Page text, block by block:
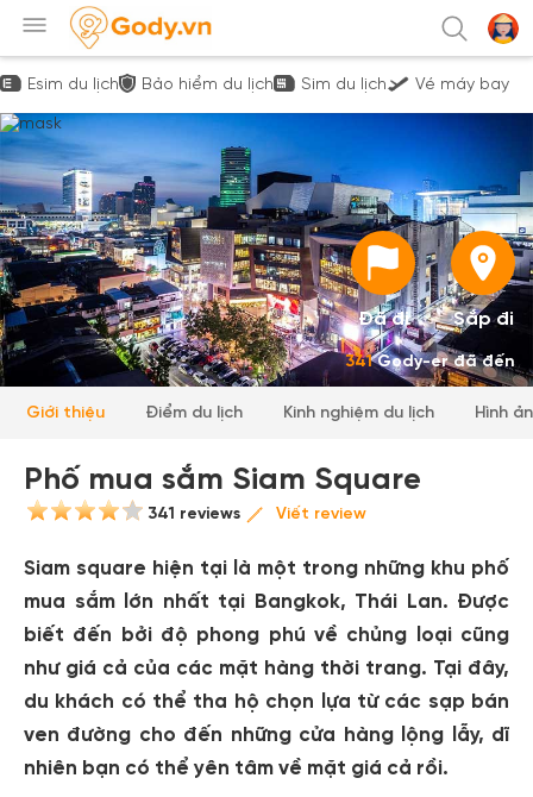
Esim du lịch Bảo hiểm du lịch Sim du lịch Vé máy bay
Đã đi Sắp đi
341Gody-er đã đến
Giới thiệu Điểm du lịch Kinh nghiệm du lịch Hình
Phố mua sắm Siam Square
341 reviews Viết review
Siam square hiện tại là một trong những khu phố
mua sắm lớn nhất tại Bangkok, Thái Lan. Được
biết đến bởi độ phong phú về chủng loại cũng
như giá cả của các mặt hàng thời trang. Tại đây,
du khách có thể tha hộ chọn lựa từ các sạp bán
ven đường cho đến những cửa hàng lộng lẫy, dĩ
nhiên bạn có thể yên tâm về mặt giá cả rồi.